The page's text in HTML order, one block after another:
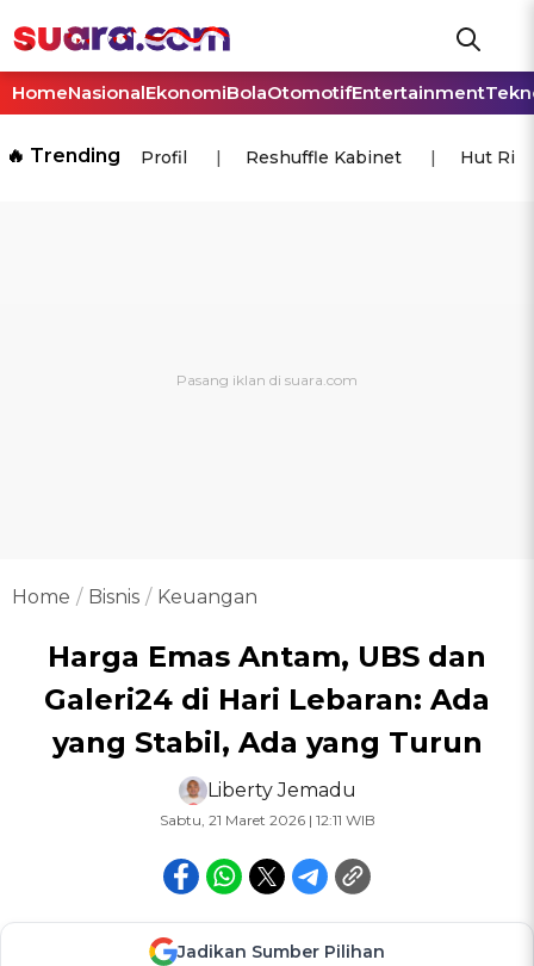
HomeNasionalEkonomiBolaOtomotifEntertainment
🔥 Trending Profil Reshuffle Kabinet Hut Ri
Home Bisnis Keuangan
Harga Emas Antam, UBS dan
Galeri24 di Hari Lebaran: Ada
yang Stabil, Ada yang Turun
Liberty Jemadu
Sabtu, 21 Maret 2026 | 12:11 WIB
Jadikan Sumber Pilihan